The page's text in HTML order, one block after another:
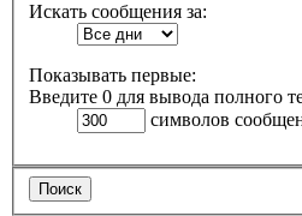
Искать сообщения за:
Показывать первые:
Введите 0 для вывода полного
символов